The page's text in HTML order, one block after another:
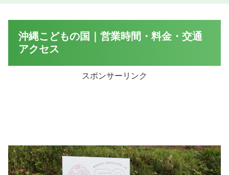
沖縄こどもの国｜営業時間・料金・交通
アクセス
スポンサーリンク